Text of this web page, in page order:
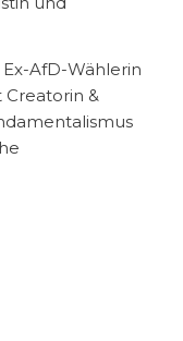
AfD-Wählerin
&